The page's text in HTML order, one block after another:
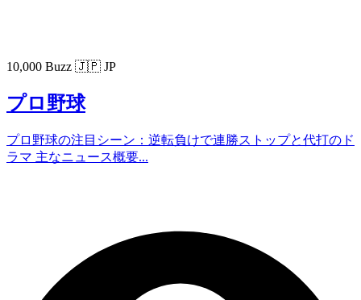
10,000 Buzz 🇯🇵 JP
プロ野球
プロ野球の注目シーン：逆転負けで連勝ストップと代打のド
ラマ 主なニュース概要...